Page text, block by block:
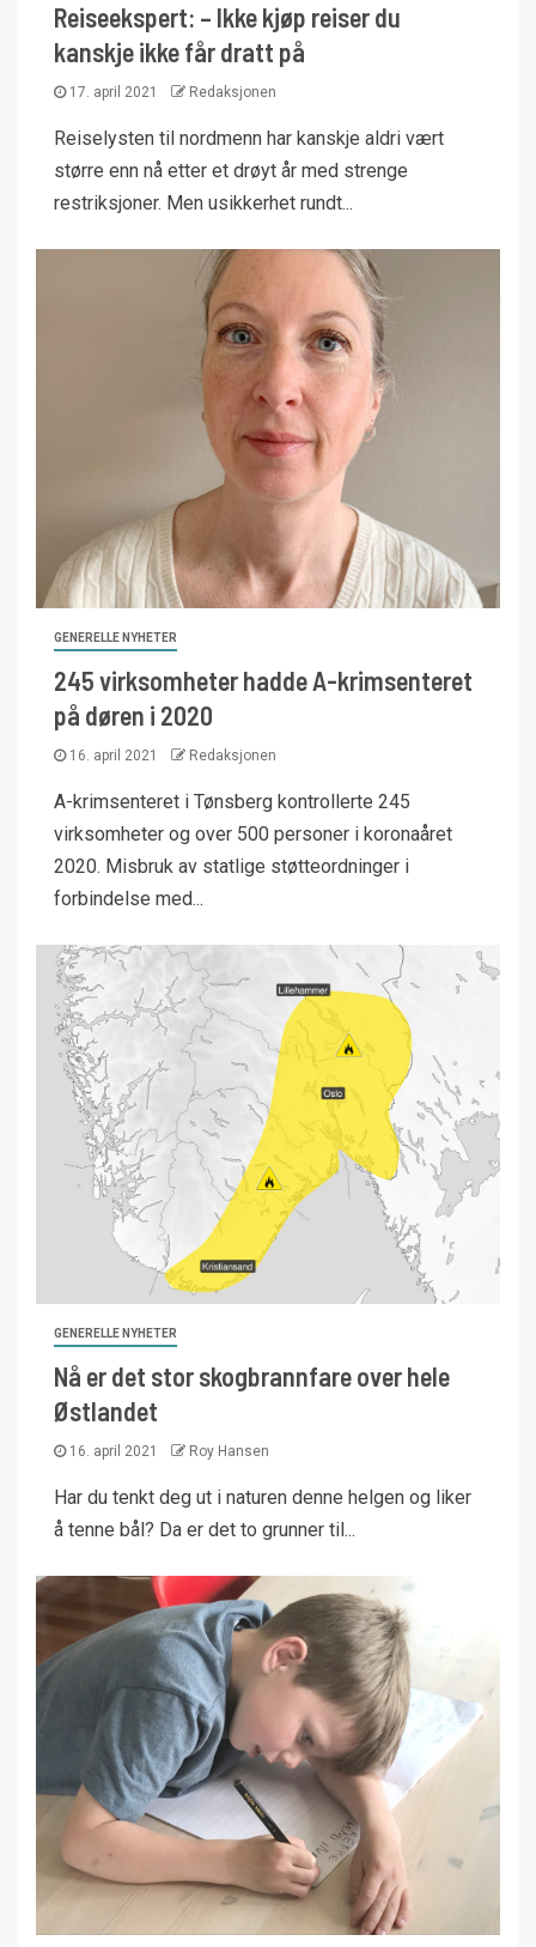
Reiseekspert: – Ikke kjøp reiser du
kanskje ikke får dratt på
17. april 2021 Redaksjonen
Reiselysten til nordmenn har kanskje aldri vært
større enn nå etter et drøyt år med strenge
restriksjoner. Men usikkerhet rundt...
GENERELLE NYHETER
245 virksomheter hadde A-krimsenteret
på døren i 2020
16. april 2021 Redaksjonen
A-krimsenteret i Tønsberg kontrollerte 245
virksomheter og over 500 personer i koronaåret
2020. Misbruk av statlige støtteordninger i
forbindelse med...
GENERELLE NYHETER
Nå er det stor skogbrannfare over hele
Østlandet
16. april 2021 Roy Hansen
Har du tenkt deg ut i naturen denne helgen og liker
å tenne bål? Da er det to grunner til...